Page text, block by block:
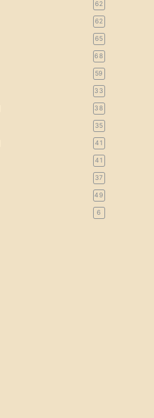
62
62
65
68
59
33
38
35
41
41
37
49
6